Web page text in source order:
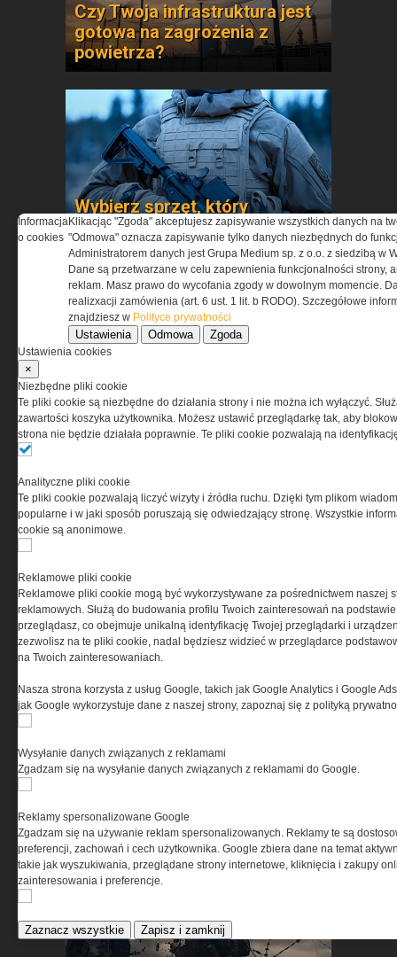
Czy Twoja infrastruktura jest
gotowa na zagrożenia z
powietrza?
Wybierz sprzęt, który
sprawdzi się w niskich
temperaturach »
Nie każda kamizelka chroni
tak samo. Zobacz, co robi
różnicę »
Czy wiesz jaką innowacje
zawiera w sobie to taktyczne
obuwie? Przekonaj się »
Dla tych, którzy idą dalej –
niezależnie od warunków »
Informacja
o cookies
Klikacjąc "Zgoda" akceptujesz zapisywanie wszystkich danych na
"Odmowa" oznacza zapisywanie tylko danych niezbędnych do
Administratorem danych jest Grupa Medium sp. z o.o. z siedzibą w
Dane są przetwarzane w celu zapewnienia funkcjonalności strony,
reklam. Masz prawo do wycofania zgody w dowolnym momencie.
realizxacji zamówienia (art. 6 ust. 1 lit. b RODO). Szczegółowe
znajdziesz w Polityce prywatności
Ustawienia Odmowa Zgoda
Ustawienia cookies
×
Niezbędne pliki cookie
Te pliki cookie są niezbędne do działania strony i nie można ich wyłączyć.
zawartości koszyka użytkownika. Możesz ustawić przeglądarkę tak, aby
strona nie będzie działała poprawnie. Te pliki cookie pozwalają na
Analityczne pliki cookie
Te pliki cookie pozwalają liczyć wizyty i źródła ruchu. Dzięki tym plikom
popularne i w jaki sposób poruszają się odwiedzający stronę. Wszystkie
cookie są anonimowe.
Reklamowe pliki cookie
Reklamowe pliki cookie mogą być wykorzystywane za pośrednictwem naszej
reklamowych. Służą do budowania profilu Twoich zainteresowań na
przeglądasz, co obejmuje unikalną identyfikację Twojej przeglądarki i
zezwolisz na te pliki cookie, nadal będziesz widzieć w przeglądarce
na Twoich zainteresowaniach.
Nasza strona korzysta z usług Google, takich jak Google Analytics i Google
jak Google wykorzystuje dane z naszej strony, zapoznaj się z polityką
Wysyłanie danych związanych z reklamami
Zgadzam się na wysyłanie danych związanych z reklamami do Google.
Reklamy spersonalizowane Google
Zgadzam się na używanie reklam spersonalizowanych. Reklamy te są
preferencji, zachowań i cech użytkownika. Google zbiera dane na temat
takie jak wyszukiwania, przeglądane strony internetowe, kliknięcia i zakupy
zainteresowania i preferencje.
Zaznacz wszystkie Zapisz i zamknij